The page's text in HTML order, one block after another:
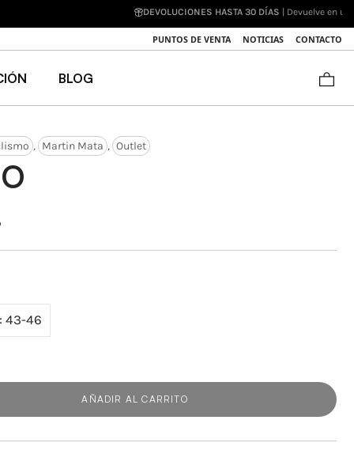
PUNTOS DE VENTA NOTICIAS CONTACTO
BLOG
, Martin Mata , Outlet
43-46
AÑADIR AL CARRITO